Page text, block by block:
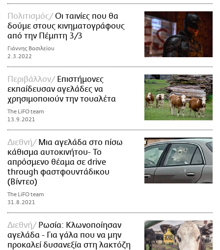
Πολιτισμός
Οι ταινίες που θα
δούμε στους κινηματογράφους
από την Πέμπτη 3/3
Γιάννης Βασιλείου
2.3.2022
Περιβάλλον
Επιστήμονες
εκπαίδευσαν αγελάδες να
χρησιμοποιούν την τουαλέτα
The LiFO team
13.9.2021
Διεθνή
Μια αγελάδα στο πίσω
κάθισμα αυτοκινήτου- Το
απρόσμενο θέαμα σε drive
through φαστφουντάδικου
(Βίντεο)
The LiFO team
31.8.2021
Διεθνή
Ρωσία: Κλωνοποίησαν
αγελάδα - Για γάλα που να μην
προκαλεί δυσανεξία στη λακτόζη